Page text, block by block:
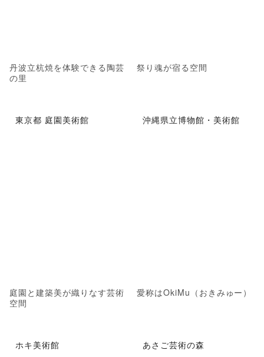
丹波立杭焼を体験できる陶芸
の里
祭り魂が宿る空間
東京都 庭園美術館
庭園と建築美が織りなす芸術
空間
沖縄県立博物館・美術館
愛称はOkiMu（おきみゅー）
ホキ美術館 あさご芸術の森